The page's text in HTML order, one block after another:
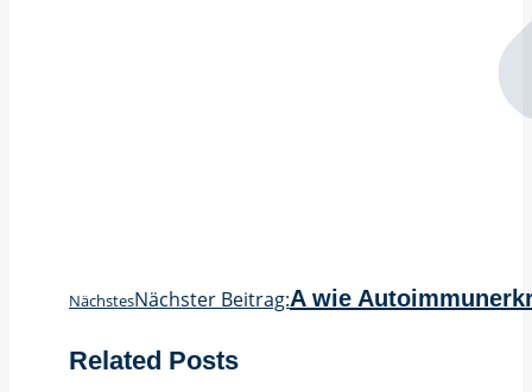
NächstesNächster Beitrag:A wie
Related Posts